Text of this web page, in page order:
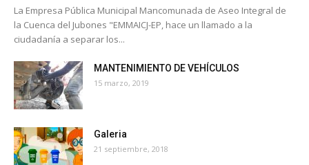
La Empresa Pública Municipal Mancomunada de Aseo Integral de
la Cuenca del Jubones "EMMAICJ-EP, hace un llamado a la
ciudadanía a separar los...
MANTENIMIENTO DE VEHÍCULOS
15 marzo, 2019
Galeria
21 septiembre, 2018